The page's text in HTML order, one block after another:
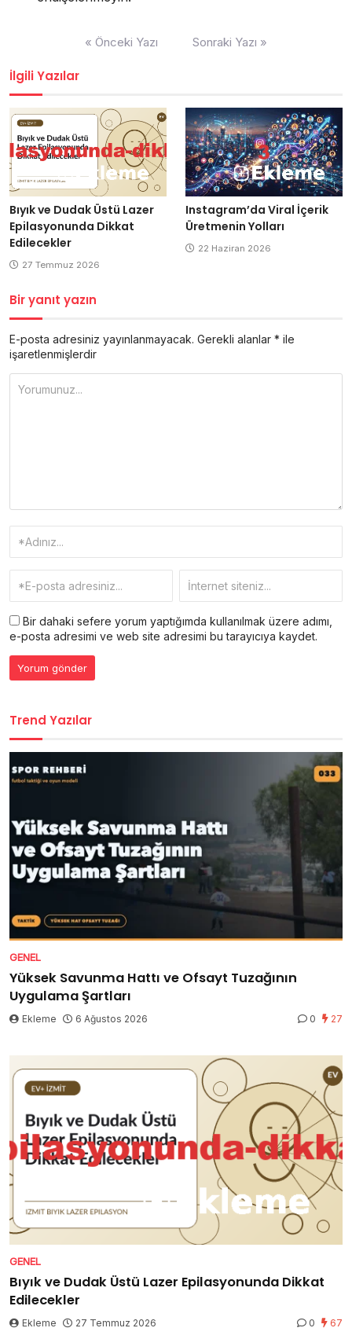
« Önceki Yazı Sonraki Yazı »
İlgili Yazılar
Bıyık ve Dudak Üstü Lazer
Epilasyonunda Dikkat
Edilecekler
27 Temmuz 2026
Instagram’da Viral İçerik
Üretmenin Yolları
22 Haziran 2026
Bir yanıt yazın
E-posta adresiniz yayınlanmayacak. Gerekli alanlar * ile
işaretlenmişlerdir
Bir dahaki sefere yorum yaptığımda kullanılmak üzere adımı,
e-posta adresimi ve web site adresimi bu tarayıcıya kaydet.
Trend Yazılar
GENEL
Yüksek Savunma Hattı ve Ofsayt Tuzağının
Uygulama Şartları
Ekleme 6 Ağustos 2026 0 27
GENEL
Bıyık ve Dudak Üstü Lazer Epilasyonunda Dikkat
Edilecekler
Ekleme 27 Temmuz 2026 0 67